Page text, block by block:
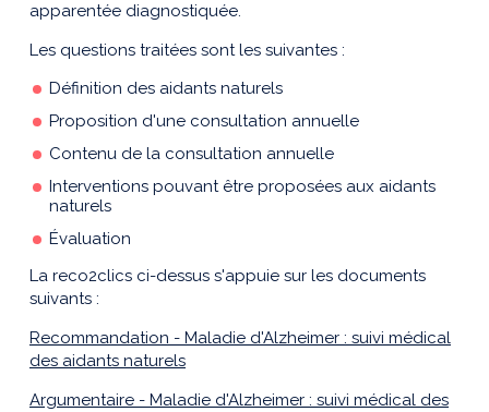
apparentée diagnostiquée.
Les questions traitées sont les suivantes :
Définition des aidants naturels
Proposition d'une consultation annuelle
Contenu de la consultation annuelle
Interventions pouvant être proposées aux aidants
naturels
Évaluation
La reco2clics ci-dessus s'appuie sur les documents
suivants :
Recommandation - Maladie d'Alzheimer : suivi médical
des aidants naturels
Argumentaire - Maladie d'Alzheimer : suivi médical des